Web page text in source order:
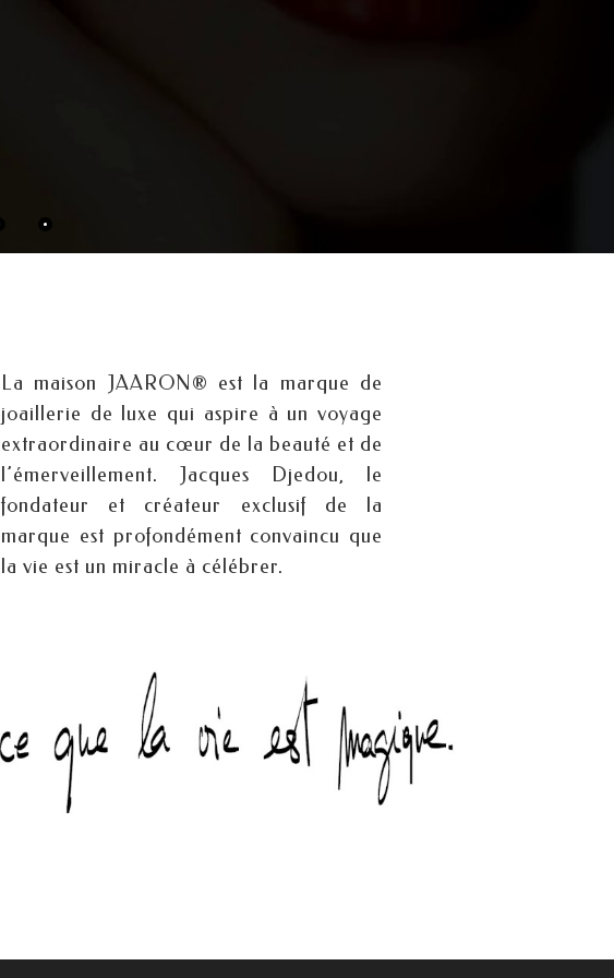
La maison JAARON® est la marque de
joaillerie de luxe qui aspire à un voyage
extraordinaire au cœur de la beauté et de
l’émerveillement. Jacques Djedou, le
fondateur et créateur exclusif de la
marque est profondément convaincu que
la vie est un miracle à célébrer.